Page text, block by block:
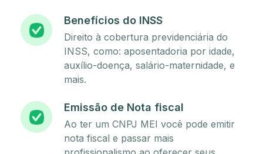
Benefícios do INSS
Direito à cobertura previdenciária do
INSS, como: aposentadoria por idade,
auxílio-doença, salário-maternidade, e
mais.
Emissão de Nota fiscal
Ao ter um CNPJ MEI você pode emitir
nota fiscal e passar mais